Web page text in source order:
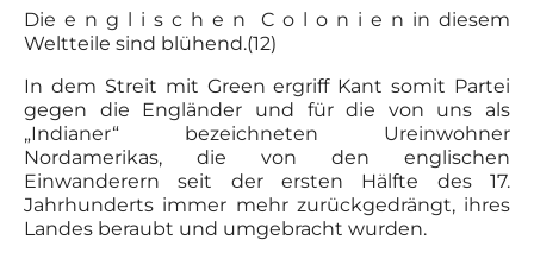
Die e n g l i s c h e n C o l o n i e n in diesem
Weltteile sind blühend.(12)
In dem Streit mit Green ergriff Kant somit Partei
gegen die Engländer und für die von uns als
„Indianer“ bezeichneten Ureinwohner
Nordamerikas, die von den englischen
Einwanderern seit der ersten Hälfte des 17.
Jahrhunderts immer mehr zurückgedrängt, ihres
Landes beraubt und umgebracht wurden.